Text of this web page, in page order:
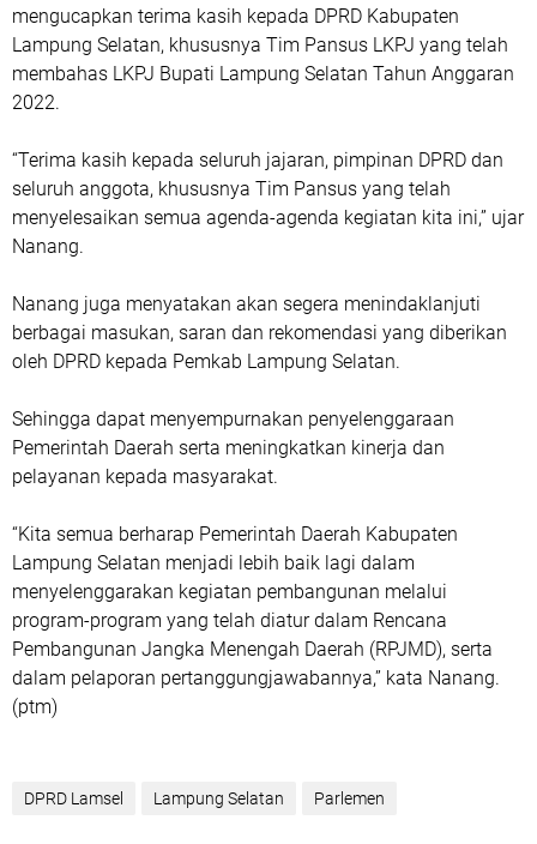
mengucapkan terima kasih kepada DPRD Kabupaten
Lampung Selatan, khususnya Tim Pansus LKPJ yang telah
membahas LKPJ Bupati Lampung Selatan Tahun Anggaran
2022.
“Terima kasih kepada seluruh jajaran, pimpinan DPRD dan
seluruh anggota, khususnya Tim Pansus yang telah
menyelesaikan semua agenda-agenda kegiatan kita ini,” ujar
Nanang.
Nanang juga menyatakan akan segera menindaklanjuti
berbagai masukan, saran dan rekomendasi yang diberikan
oleh DPRD kepada Pemkab Lampung Selatan.
Sehingga dapat menyempurnakan penyelenggaraan
Pemerintah Daerah serta meningkatkan kinerja dan
pelayanan kepada masyarakat.
“Kita semua berharap Pemerintah Daerah Kabupaten
Lampung Selatan menjadi lebih baik lagi dalam
menyelenggarakan kegiatan pembangunan melalui
program-program yang telah diatur dalam Rencana
Pembangunan Jangka Menengah Daerah (RPJMD), serta
dalam pelaporan pertanggungjawabannya,” kata Nanang.
(ptm)
DPRD Lamsel Lampung Selatan Parlemen